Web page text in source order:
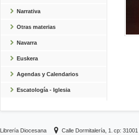
Narrativa
Otras materias
Navarra
Euskera
Agendas y Calendarios
Escatología - Iglesia
Librería Diocesana Calle Dormitalería, 1. cp: 31001